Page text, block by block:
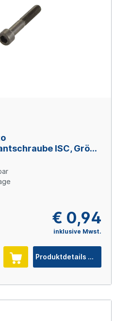
ISC, Größe
€ 0,94
inklusive Mwst.
Produktdetails